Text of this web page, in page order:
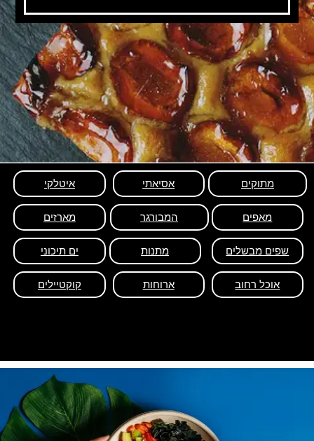
מתוקים אסיאתי איטלקי
מאפים המבורגר מארזים
שפים מבשלים מתנות ים תיכוני
אוכל רחוב ארוחות קוקטיילים